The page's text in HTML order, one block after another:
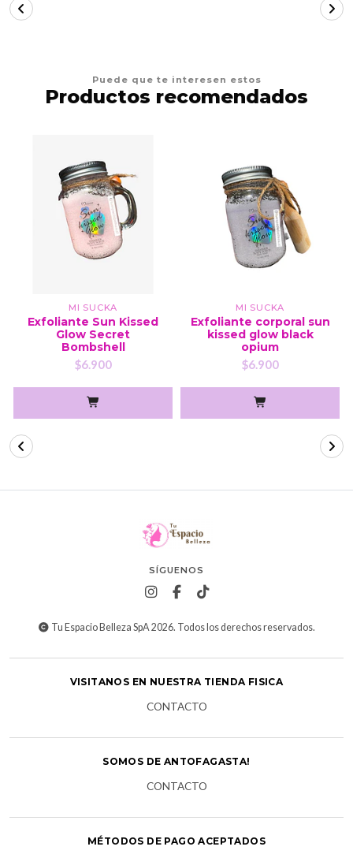
Puede que te interesen estos
Productos recomendados
MI SUCKA
Exfoliante Sun Kissed
Glow Secret
Bombshell
$6.900
MI SUCKA
Exfoliante corporal sun
kissed glow black
opium
$6.900
SÍGUENOS
Tu Espacio Belleza SpA 2026. Todos los derechos reservados.
VISITANOS EN NUESTRA TIENDA FISICA
CONTACTO
SOMOS DE ANTOFAGASTA!
CONTACTO
MÉTODOS DE PAGO ACEPTADOS